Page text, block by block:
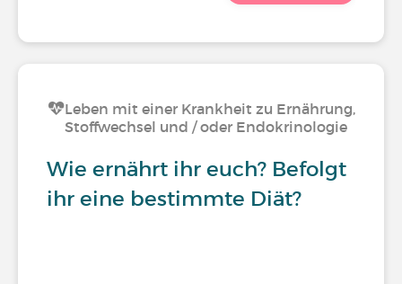
Leben mit einer Krankheit zu Ernährung,
Stoffwechsel und / oder Endokrinologie
Wie ernährt ihr euch? Befolgt
ihr eine bestimmte Diät?